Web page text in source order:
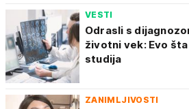
VESTI
Odrasli s
životni vek: Evo
studija
ZANIMLJIVOSTI